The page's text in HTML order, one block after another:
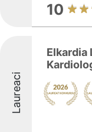
10
Laureaci
Elkardia